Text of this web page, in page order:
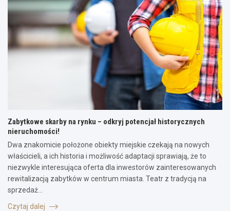
Zabytkowe skarby na rynku – odkryj potencjał historycznych
nieruchomości!
Dwa znakomicie położone obiekty miejskie czekają na nowych
właścicieli, a ich historia i możliwość adaptacji sprawiają, że to
niezwykle interesująca oferta dla inwestorów zainteresowanych
rewitalizacją zabytków w centrum miasta. Teatr z tradycją na
sprzedaż…
Czytaj dalej